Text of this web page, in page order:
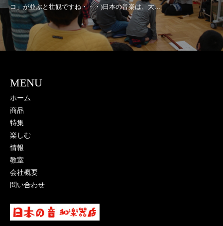
MENU
ホーム
商品
特集
楽しむ
情報
教室
会社概要
問い合わせ